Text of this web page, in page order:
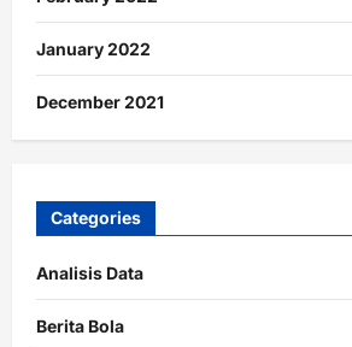
January 2022
December 2021
Categories
Analisis Data
Berita Bola